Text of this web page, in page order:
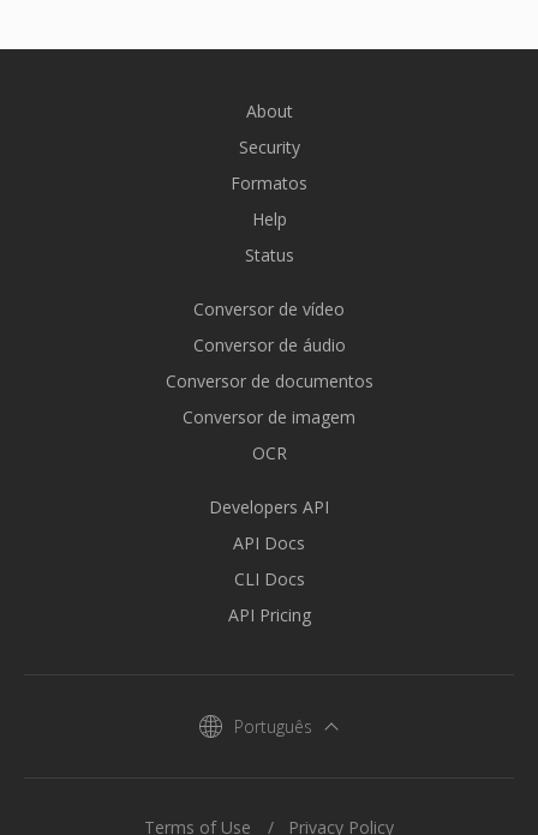
About
Security
Formatos
Help
Status
Conversor de vídeo
Conversor de áudio
Conversor de documentos
Conversor de imagem
OCR
Developers API
API Docs
CLI Docs
API Pricing
Português
Terms of Use Privacy Policy